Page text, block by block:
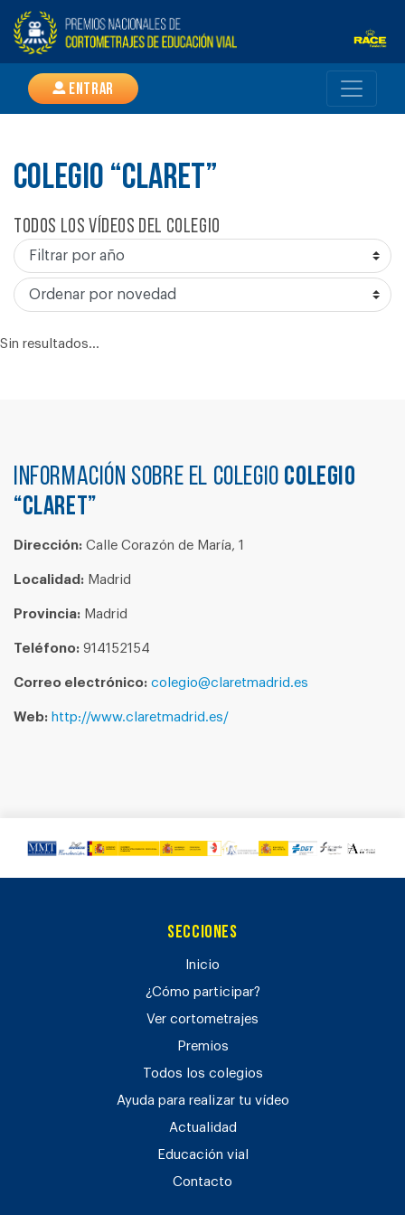
Entrar
COLEGIO “CLARET”
Todos los vídeos del colegio
Sin resultados...
Información sobre el colegio COLEGIO
“CLARET”
Dirección: Calle Corazón de María, 1
Localidad: Madrid
Provincia: Madrid
Teléfono: 914152154
Correo electrónico: colegio@claretmadrid.es
Web: http://www.claretmadrid.es/
Secciones
Inicio
¿Cómo participar?
Ver cortometrajes
Premios
Todos los colegios
Ayuda para realizar tu vídeo
Actualidad
Educación vial
Contacto